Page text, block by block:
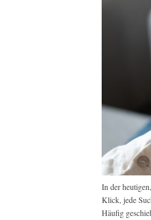
In der
Klick, jede
Häufig